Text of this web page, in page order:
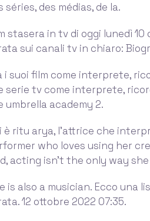
séries, des médias, de la.
stasera in tv di oggi lunedì
sui canali tv in chiaro:
i suoi film come interprete,
serie tv come interprete,
umbrella academy 2.
è ritu arya, l’attrice che
who loves using her
acting isn’t the only way
is also a musician. Ecco una
12 ottobre 2022 07:35.